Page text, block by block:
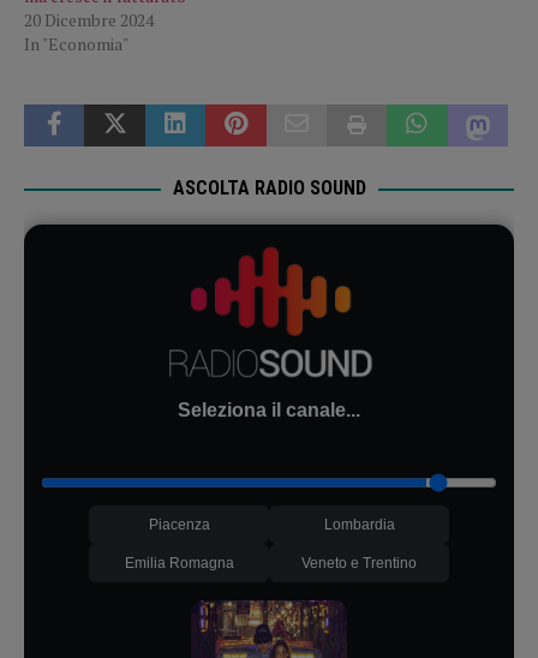
20 Dicembre 2024
In "Economia"
ASCOLTA RADIO SOUND
Seleziona il canale...
Piacenza Lombardia
Emilia Romagna Veneto e Trentino